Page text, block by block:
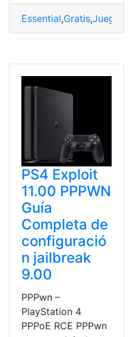
Essential,Gratis,Juegos
PS4 Exploit
11.00 PPPWN
Guía
Completa de
configuració
n jailbreak
9.00
PPPwn –
PlayStation 4
PPPoE RCE PPPwn